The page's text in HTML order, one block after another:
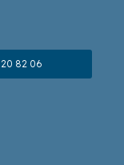
20 82 06